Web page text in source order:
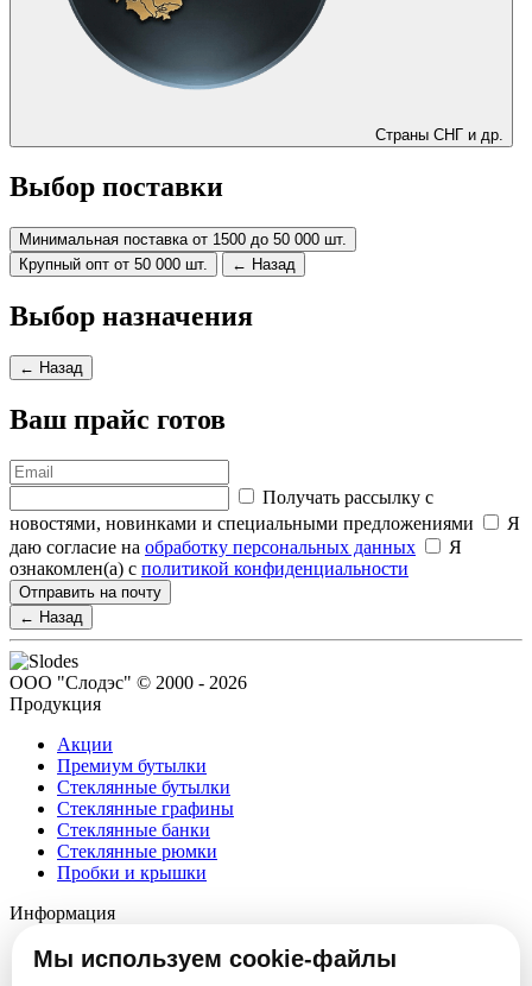
Страны СНГ и др.
Выбор поставки
Минимальная поставка от 1500 до 50 000 шт.
Крупный опт от 50 000 шт.
← Назад
Выбор назначения
← Назад
Ваш прайс готов
Получать рассылку с
новостями, новинками и специальными предложениями
Я
даю согласие на обработку персональных данных
Я
ознакомлен(а) с политикой конфиденциальности
Отправить на почту
← Назад
ООО "Слодэс" © 2000 - 2026
Продукция
Акции
Премиум бутылки
Стеклянные бутылки
Стеклянные графины
Стеклянные банки
Стеклянные рюмки
Пробки и крышки
Информация
О компании
Мы используем cookie-файлы